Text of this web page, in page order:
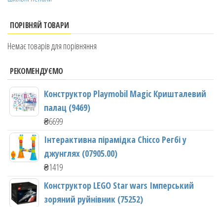
ПОРІВНЯЙ ТОВАРИ
Немає товарів для порівняння
РЕКОМЕНДУЄМО
Конструктор Playmobil Magic Кришталевий
палац (9469)
₴6699
Інтерактивна пірамідка Chicco Регбі у
джунглях (07905.00)
₴1419
Конструктор LEGO Star wars Імперський
зоряний руйнівник (75252)